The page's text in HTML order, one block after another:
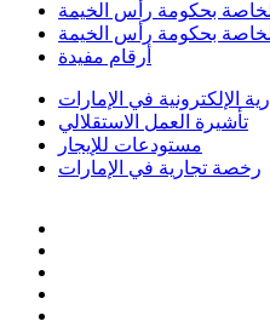
الخاصة بحكومة رأس الخيمة
الخاصة بحكومة رأس الخيمة
أرقام مفيدة
الإلكترونية في الإمارات
تأشيرة العمل الاستقلالي
مستودعات للإيجار
رخصة تجارية في الإمارات